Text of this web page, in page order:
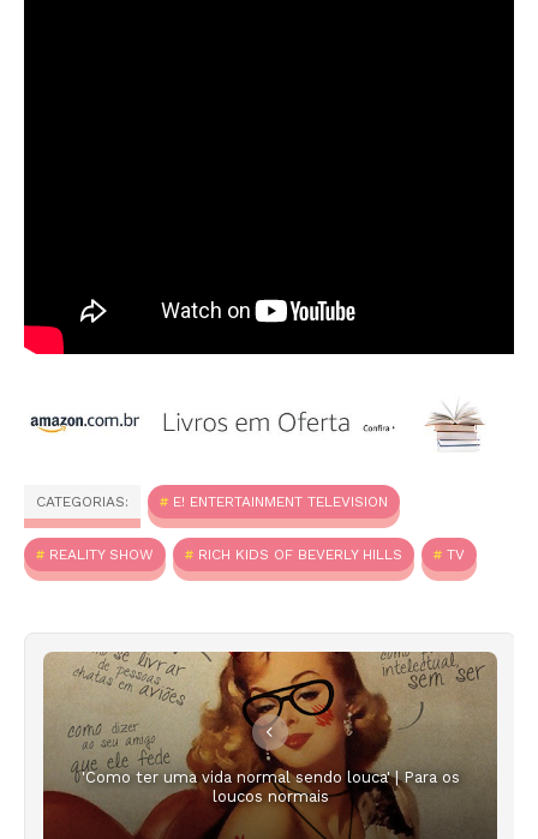
CATEGORIAS: E! ENTERTAINMENT TELEVISION
REALITY SHOW RICH KIDS OF BEVERLY HILLS TV
'Como ter uma vida normal sendo louca' | Para os
loucos normais